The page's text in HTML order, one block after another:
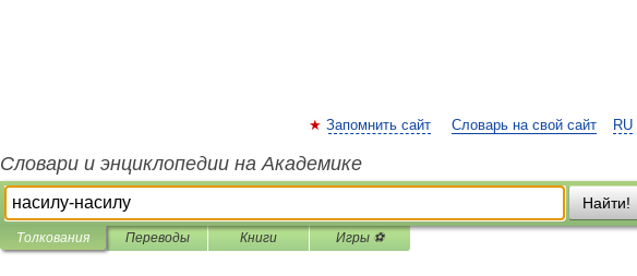
RU
Запомнить сайт Словарь на свой сайт
Словари и энциклопедии на Академике
Найти!
Толкования Переводы Книги Игры ⚽